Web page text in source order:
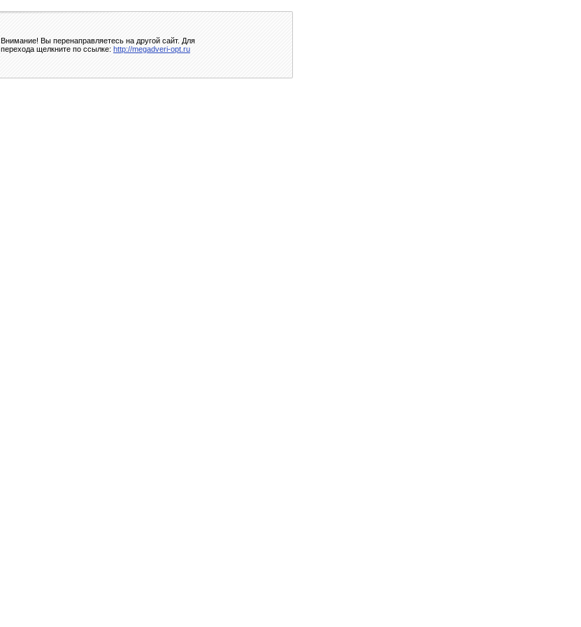
Внимание! Вы перенаправляетесь на другой сайт. Для
перехода щелкните по ссылке: http://megadveri-opt.ru